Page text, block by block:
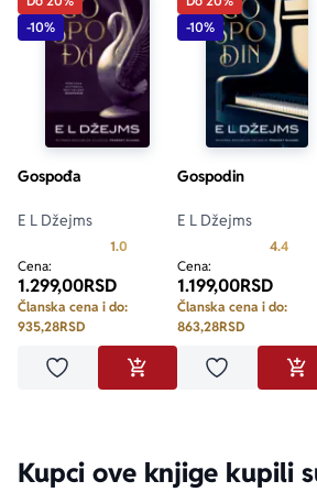
-10%
Gospođa
E L Džejms
1.0 Prosecna ocena je 1.0 od 5
Cena:
1.299,00RSD
Članska cena i do:
935,28RSD
Dodaj u omiljeneDODAJ U KORPU
-10%
Gospodin
E L Džejms
4.4
Cena:
1.199,00RSD
Članska cena i do:
863,28RSD
Dodaj u
Kupci ove knjige kupili